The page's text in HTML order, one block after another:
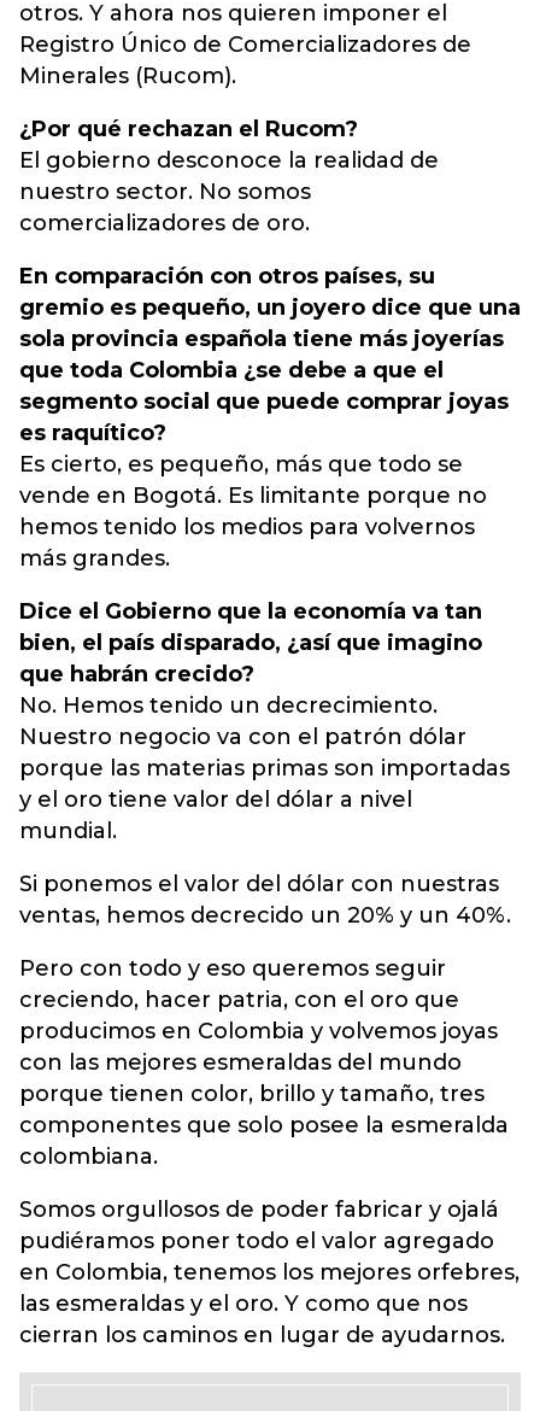
otros. Y ahora nos quieren imponer el
Registro Único de Comercializadores de
Minerales (Rucom).
¿Por qué rechazan el Rucom?
El gobierno desconoce la realidad de
nuestro sector. No somos
comercializadores de oro.
En comparación con otros países, su
gremio es pequeño, un joyero dice que una
sola provincia española tiene más joyerías
que toda Colombia ¿se debe a que el
segmento social que puede comprar joyas
es raquítico?
Es cierto, es pequeño, más que todo se
vende en Bogotá. Es limitante porque no
hemos tenido los medios para volvernos
más grandes.
Dice el Gobierno que la economía va tan
bien, el país disparado, ¿así que imagino
que habrán crecido?
No. Hemos tenido un decrecimiento.
Nuestro negocio va con el patrón dólar
porque las materias primas son importadas
y el oro tiene valor del dólar a nivel
mundial.
Si ponemos el valor del dólar con nuestras
ventas, hemos decrecido un 20% y un 40%.
Pero con todo y eso queremos seguir
creciendo, hacer patria, con el oro que
producimos en Colombia y volvemos joyas
con las mejores esmeraldas del mundo
porque tienen color, brillo y tamaño, tres
componentes que solo posee la esmeralda
colombiana.
Somos orgullosos de poder fabricar y ojalá
pudiéramos poner todo el valor agregado
en Colombia, tenemos los mejores orfebres,
las esmeraldas y el oro. Y como que nos
cierran los caminos en lugar de ayudarnos.